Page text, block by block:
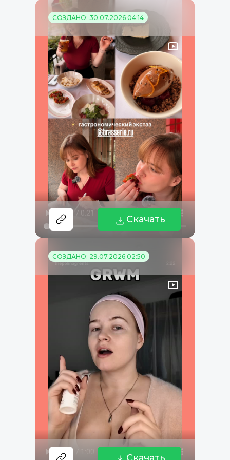
СОЗДАНО: 30.07.2026 04:14
Скачать
СОЗДАНО: 29.07.2026 02:50